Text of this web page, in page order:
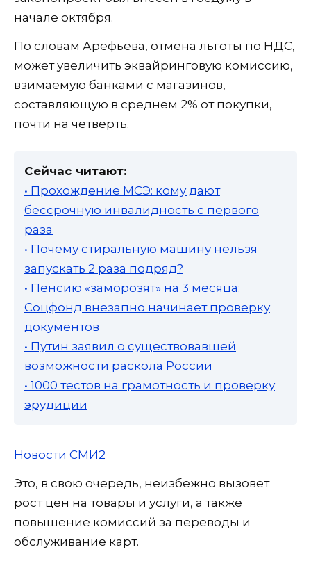
начале октября.
По словам Арефьева, отмена льготы по НДС,
может увеличить эквайринговую комиссию,
взимаемую банками с магазинов,
составляющую в среднем 2% от покупки,
почти на четверть.
Сейчас читают:
• Прохождение МСЭ: кому дают
бессрочную инвалидность с первого
раза
• Почему стиральную машину нельзя
запускать 2 раза подряд?
• Пенсию «заморозят» на 3 месяца:
Соцфонд внезапно начинает проверку
документов
• Путин заявил о существовавшей
возможности раскола России
• 1000 тестов на грамотность и проверку
эрудиции
Новости СМИ2
Это, в свою очередь, неизбежно вызовет
рост цен на товары и услуги, а также
повышение комиссий за переводы и
обслуживание карт.